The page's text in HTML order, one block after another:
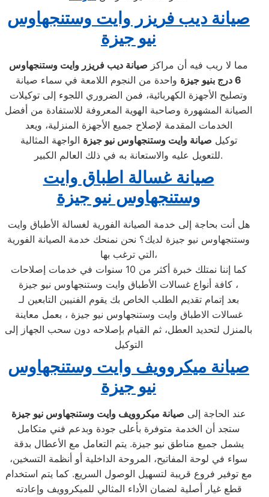
صيانة ديب فريزر وايت وستنجهاوس
نيو جيزة
مما لا ريب فيه أن مراكز صيانة ديب فريزر وايت وستنجهاوس
6 درج بنيو جيزة
واحدة من النجوم اللامعة في سماء صيانة
وتصليح الأجهزة الكهربائية، فمن الضروري اللجوء إلى توكيلات
الصيانة المشهورة وصاحبة الهوية المعروفة للاستفادة من أفضل
الخدمات المقدمة لإصلاح جميع الأجهزة المنزلية، ويعد
توكيل صيانة وايت وستنجهاوس نيو جيزة الواجهة المثالية
للتعويل عليه والاستعانة به في ذلك العالم الكبير.
صيانة غسالة اطباق وايت
وستنجهاوس نيو جيزة
هل أنت بحاجة إلى خدمة الصيانة الفورية لغسالة الأطباق وايت
وستنجهاوس نيو جيزة لديك؟ نحن نمنحك خدمة الصيانة الفورية
التي ترغب بها،
كما إننا نمتلك خبرة أكثر من 10 سنوات في خدمات إصلاحات
كافة أنواع غسالات الأطباق وايت وستنجهاوس نيو جيزة ،
بعد إتمام تقديم الطلب الخاص بك يقوم الفنيين التابعين لـ
غسالات الاطباق وايت وستنجهاوس نيو جيزة ، بعمل معاينة
بالمنزل لتحديد العطل، ثم القيام بإصلاحه دون سحب الجهاز إلى
التوكيل
صيانة ميكروويف وايت وستنجهاوس
نيو جيزة
عند الحاجة إلى صيانة ميكروويف وايت وستنجهاوس نيو جيزة
ستجد أن الخدمة متوفرة بأعلى جودة وبدعم فني متكامل
يشمل جميع مناطق نيو جيزة. يتم التعامل مع الأعطال بدقة
سواء في لوحة المفاتيح، المروحة الداخلية أو أنظمة التسخين،
مع توفير فروع قريبة لتسهيل الوصول السريع. كما يتم استخدام
قطع غيار أصلية لضمان الأداء المثالي للميكروويف وإعادته